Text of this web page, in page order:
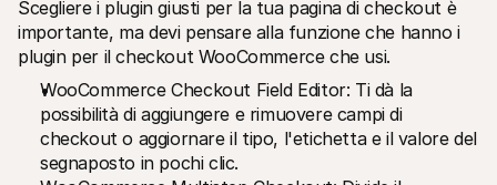
Scegliere i plugin giusti per la tua pagina di checkout è
importante, ma devi pensare alla funzione che hanno i
plugin per il checkout WooCommerce che usi.
WooCommerce Checkout Field Editor: Ti dà la
possibilità di aggiungere e rimuovere campi di
checkout o aggiornare il tipo, l'etichetta e il valore del
segnaposto in pochi clic.